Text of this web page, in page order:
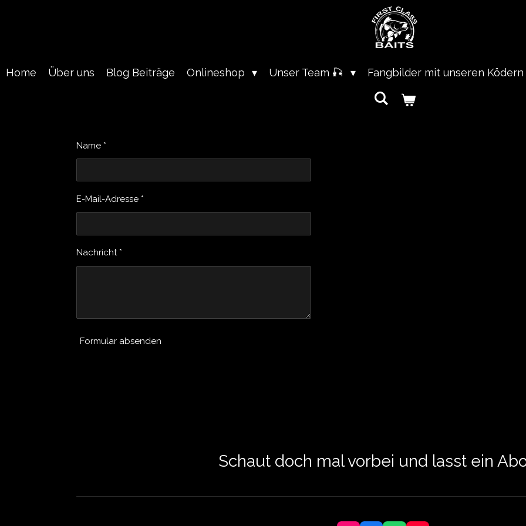
Home Über uns Blog Beiträge Onlineshop Unser Team 🎣 Fangbilder mit unseren Ködern
Name *
E-Mail-Adresse *
Nachricht *
Formular absenden
Schaut doch mal vorbei und lasst ein